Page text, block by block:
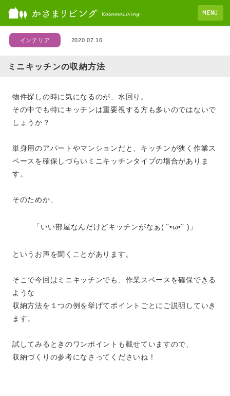
MENU
インテリア 2020.07.16
ミニキッチンの収納方法
物件探しの時に気になるのが、水回り。
その中でも特にキッチンは重要視する方も多いのではないで
しょうか？
単身用のアパートやマンションだと、キッチンが狭く作業ス
ペースを確保しづらいミニキッチンタイプの場合がありま
す。
そのためか、
「いい部屋なんだけどキッチンがなぁ( ˘•ω•˘ )」
というお声を聞くことがあります。
そこで今回はミニキッチンでも、作業スペースを確保できる
ような
収納方法を１つの例を挙げてポイントごとにご説明していき
ます。
試してみるときのワンポイントも載せていますので、
収納づくりの参考になさってくださいね！